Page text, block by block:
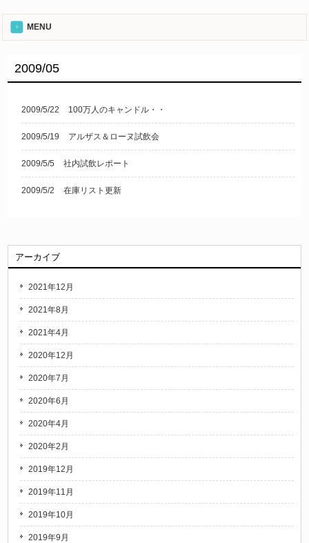
MENU
2009/05
2009/5/22 100万人のキャンドル・・
2009/5/19 アルザス＆ローヌ試飲会
2009/5/5 社内試飲レポート
2009/5/2 在庫リスト更新
アーカイブ
2021年12月
2021年8月
2021年4月
2020年12月
2020年7月
2020年6月
2020年4月
2020年2月
2019年12月
2019年11月
2019年10月
2019年9月